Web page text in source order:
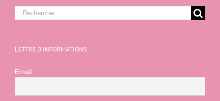
Rechercher:
LETTRE D’INFORMATIONS
Email